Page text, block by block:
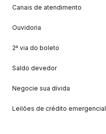
Canais de atendimento
Ouvidoria
2ª via do boleto
Saldo devedor
Negocie sua dívida
Leilões de crédito emergencial